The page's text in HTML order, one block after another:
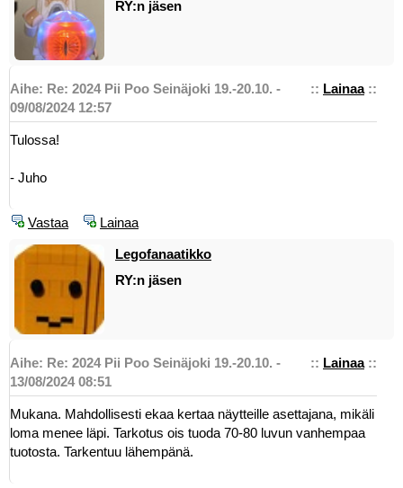
RY:n jäsen
:: Lainaa::
Aihe: Re: 2024 Pii Poo Seinäjoki 19.-20.10. -
09/08/2024 12:57
Tulossa!
- Juho
Vastaa Lainaa
Legofanaatikko
RY:n jäsen
:: Lainaa::
Aihe: Re: 2024 Pii Poo Seinäjoki 19.-20.10. -
13/08/2024 08:51
Mukana. Mahdollisesti ekaa kertaa näytteille asettajana, mikäli
loma menee läpi. Tarkotus ois tuoda 70-80 luvun vanhempaa
tuotosta. Tarkentuu lähempänä.